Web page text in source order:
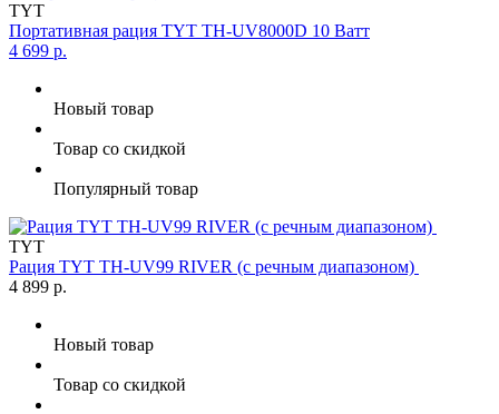
TYT
Портативная рация TYT TH-UV8000D 10 Ватт
4 699 р.
Новый товар
Товар со скидкой
Популярный товар
TYT
Рация TYT TH-UV99 RIVER (с речным диапазоном)
4 899 р.
Новый товар
Товар со скидкой